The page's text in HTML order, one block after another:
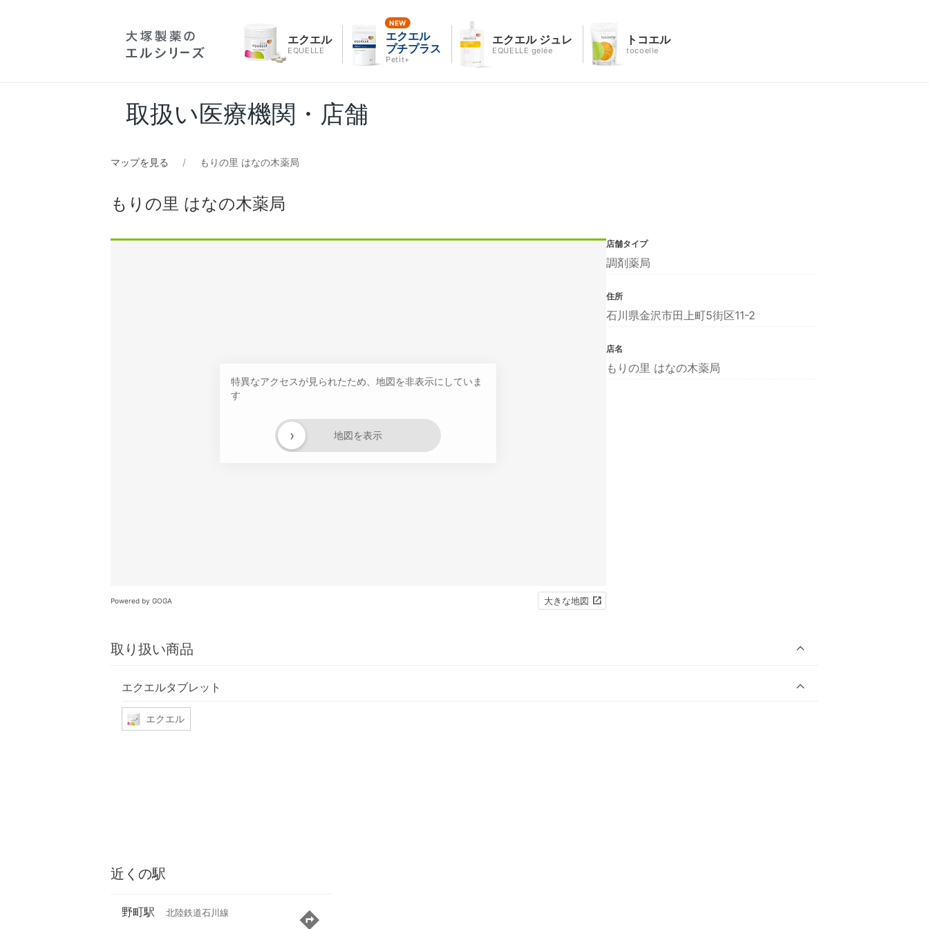
エクエル
EQUELLE
エクエル
プチプラス
Petit+
エクエル ジュレ
EQUELLE gelée
トコエル
tocoelle
取扱い医療機関・店舗
マップを見る もりの里 はなの木薬局
もりの里 はなの木薬局
特異なアクセスが見られたため、地図を非表示にしていま
す
地図を表示
›
Powered by GOGA 大きな地図
取り扱い商品
エクエルタブレット
エクエル
店舗タイプ
調剤薬局
住所
石川県金沢市田上町5街区11-2
店名
もりの里 はなの木薬局
近くの駅
野町駅 北陸鉄道石川線